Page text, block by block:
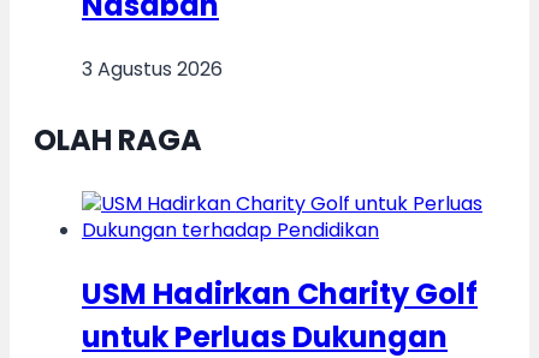
3 Agustus 2026
OLAH RAGA
USM Hadirkan Charity Golf
untuk Perluas Dukungan